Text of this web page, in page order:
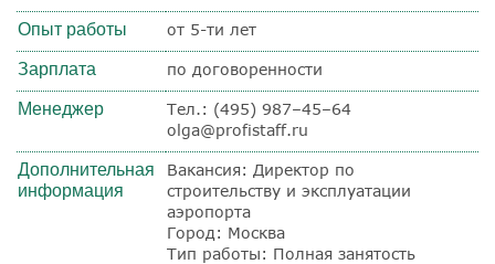
Опыт работы от 5-ти лет
Зарплата по договоренности
Менеджер
Тел.: (495) 987–45–64
olga@profistaff.ru
Дополнительная
информация
Вакансия: Директор по
строительству и эксплуатации
аэропорта
Город: Москва
Тип работы: Полная занятость